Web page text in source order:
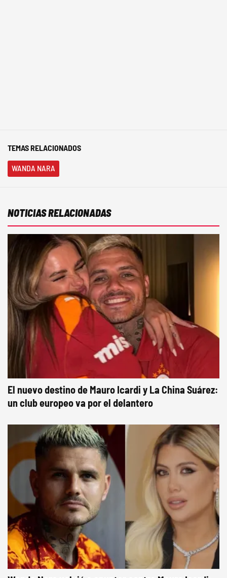
TEMAS RELACIONADOS
WANDA NARA
NOTICIAS RELACIONADAS
El nuevo destino de Mauro Icardi y La China Suárez:
un club europeo va por el delantero